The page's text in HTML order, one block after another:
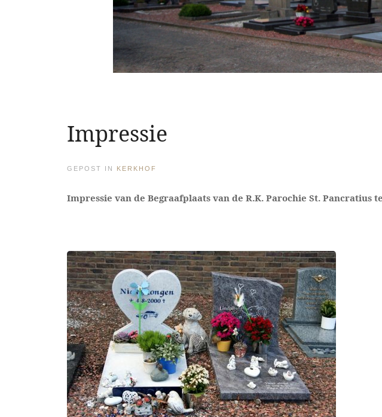
Impressie
GEPOST IN KERKHOF
Impressie van de Begraafplaats van de R.K. Parochie St. Pancratius